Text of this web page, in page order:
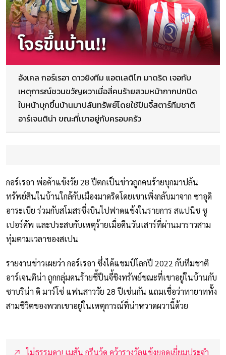
อังเคล กอร์เรอา ดาวยิงทีม แอตเลติโก มาดริด เจอกับ
เหตุการณ์ชวนขวัญผวาเมื่อสี่คนร้ายสวมหน้ากากปกปิด
ใบหน้าบุกขึ้นบ้านมาปล้นทรัพย์โดยใช้ปืนจี้สตาร์ทีมชาติ
อาร์เจนติน่า ขณะที่เขาอยู่กับครอบครัว
กอร์เรอา พ่อค้าแข้งวัย 28 ปีตกเป็นข่าวถูกคนร้ายบุกมาปล้น
ทรัพย์สินในบ้านใกล้กับเมืองมาดริดโดยเขาเพิ่งกลับมาจาก ซาอุดิ
อาระเบีย ร่วมกับสโมสรซึ่งบินไปฟาดแข้งในรายการ สแปนิช ซู
เปอร์คัพ และประสบกับเหตุร้ายเมื่อคืนวันเสาร์ที่ผ่านมาราวสาม
ทุ่มตามเวลาของสเปน
รายงานข่าวเผยว่า กอร์เรอา ซึ่งได้แชมป์โลกปี 2022 กับทีมชาติ
อาร์เจนติน่า ถูกกลุ่มคนร้ายชี้ปืนจี้ชิงทรัพย์ขณะที่เขาอยู่ในบ้านกับ
ซาบริน่า ดิ มาร์โซ่ แฟนสาววัย 28 ปีเช่นกัน แถมเชื่อว่าทายาททั้ง
สามชีวิตของพวกเขาอยู่ในเหตุการณ์ที่น่าหวาดผวานี้ด้วย
ไม่ธรรมดา! เมสัน กรีนวู้ด คว้ารางวัลแข้งยอดเยี่ยมประจำ